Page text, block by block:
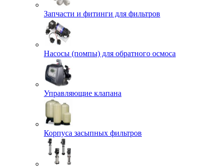
Запчасти и фитинги для фильтров
Насосы (помпы) для обратного осмоса
Управляющие клапана
Корпуса засыпных фильтров